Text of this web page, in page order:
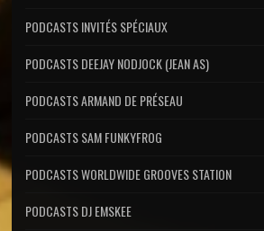
PODCASTS INVITÉS SPÉCIAUX
PODCASTS DEEJAY NODJOCK (JEAN AS)
PODCASTS ARMAND DE PRÉSEAU
PODCASTS SAM FUNKYFROG
PODCASTS WORLDWIDE GROOVES STATION
PODCASTS DJ EMSKEE